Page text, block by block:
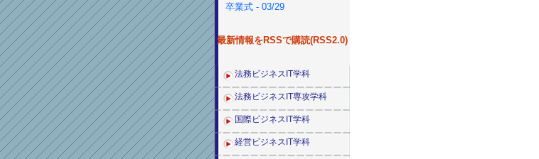
卒業式 - 03/29
最新情報をRSSで購読(RSS2.0)
法務ビジネスIT学科
法務ビジネスIT専攻学科
国際ビジネスIT学科
経営ビジネスIT学科